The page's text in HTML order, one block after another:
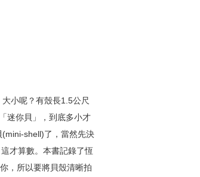
小呢？有殼長1.5公尺
迷你貝」，到底多小才
shell)了，當然先決
才算數。本書記錄了恆
，所以要將貝殼清晰拍